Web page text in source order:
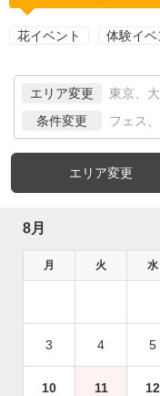
花イベント 体験イベ
エリア変更 東京、
条件変更 フェス
エリア変更
8月
月 火 水
3 4 5
10 11 12